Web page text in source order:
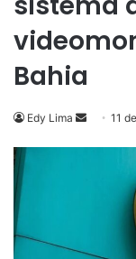
Bahia
Edy Lima
Mande
11